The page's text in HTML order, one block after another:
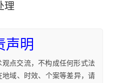
理
声明
点交流，不构成任何形式法
域、时效、个案等差异，请